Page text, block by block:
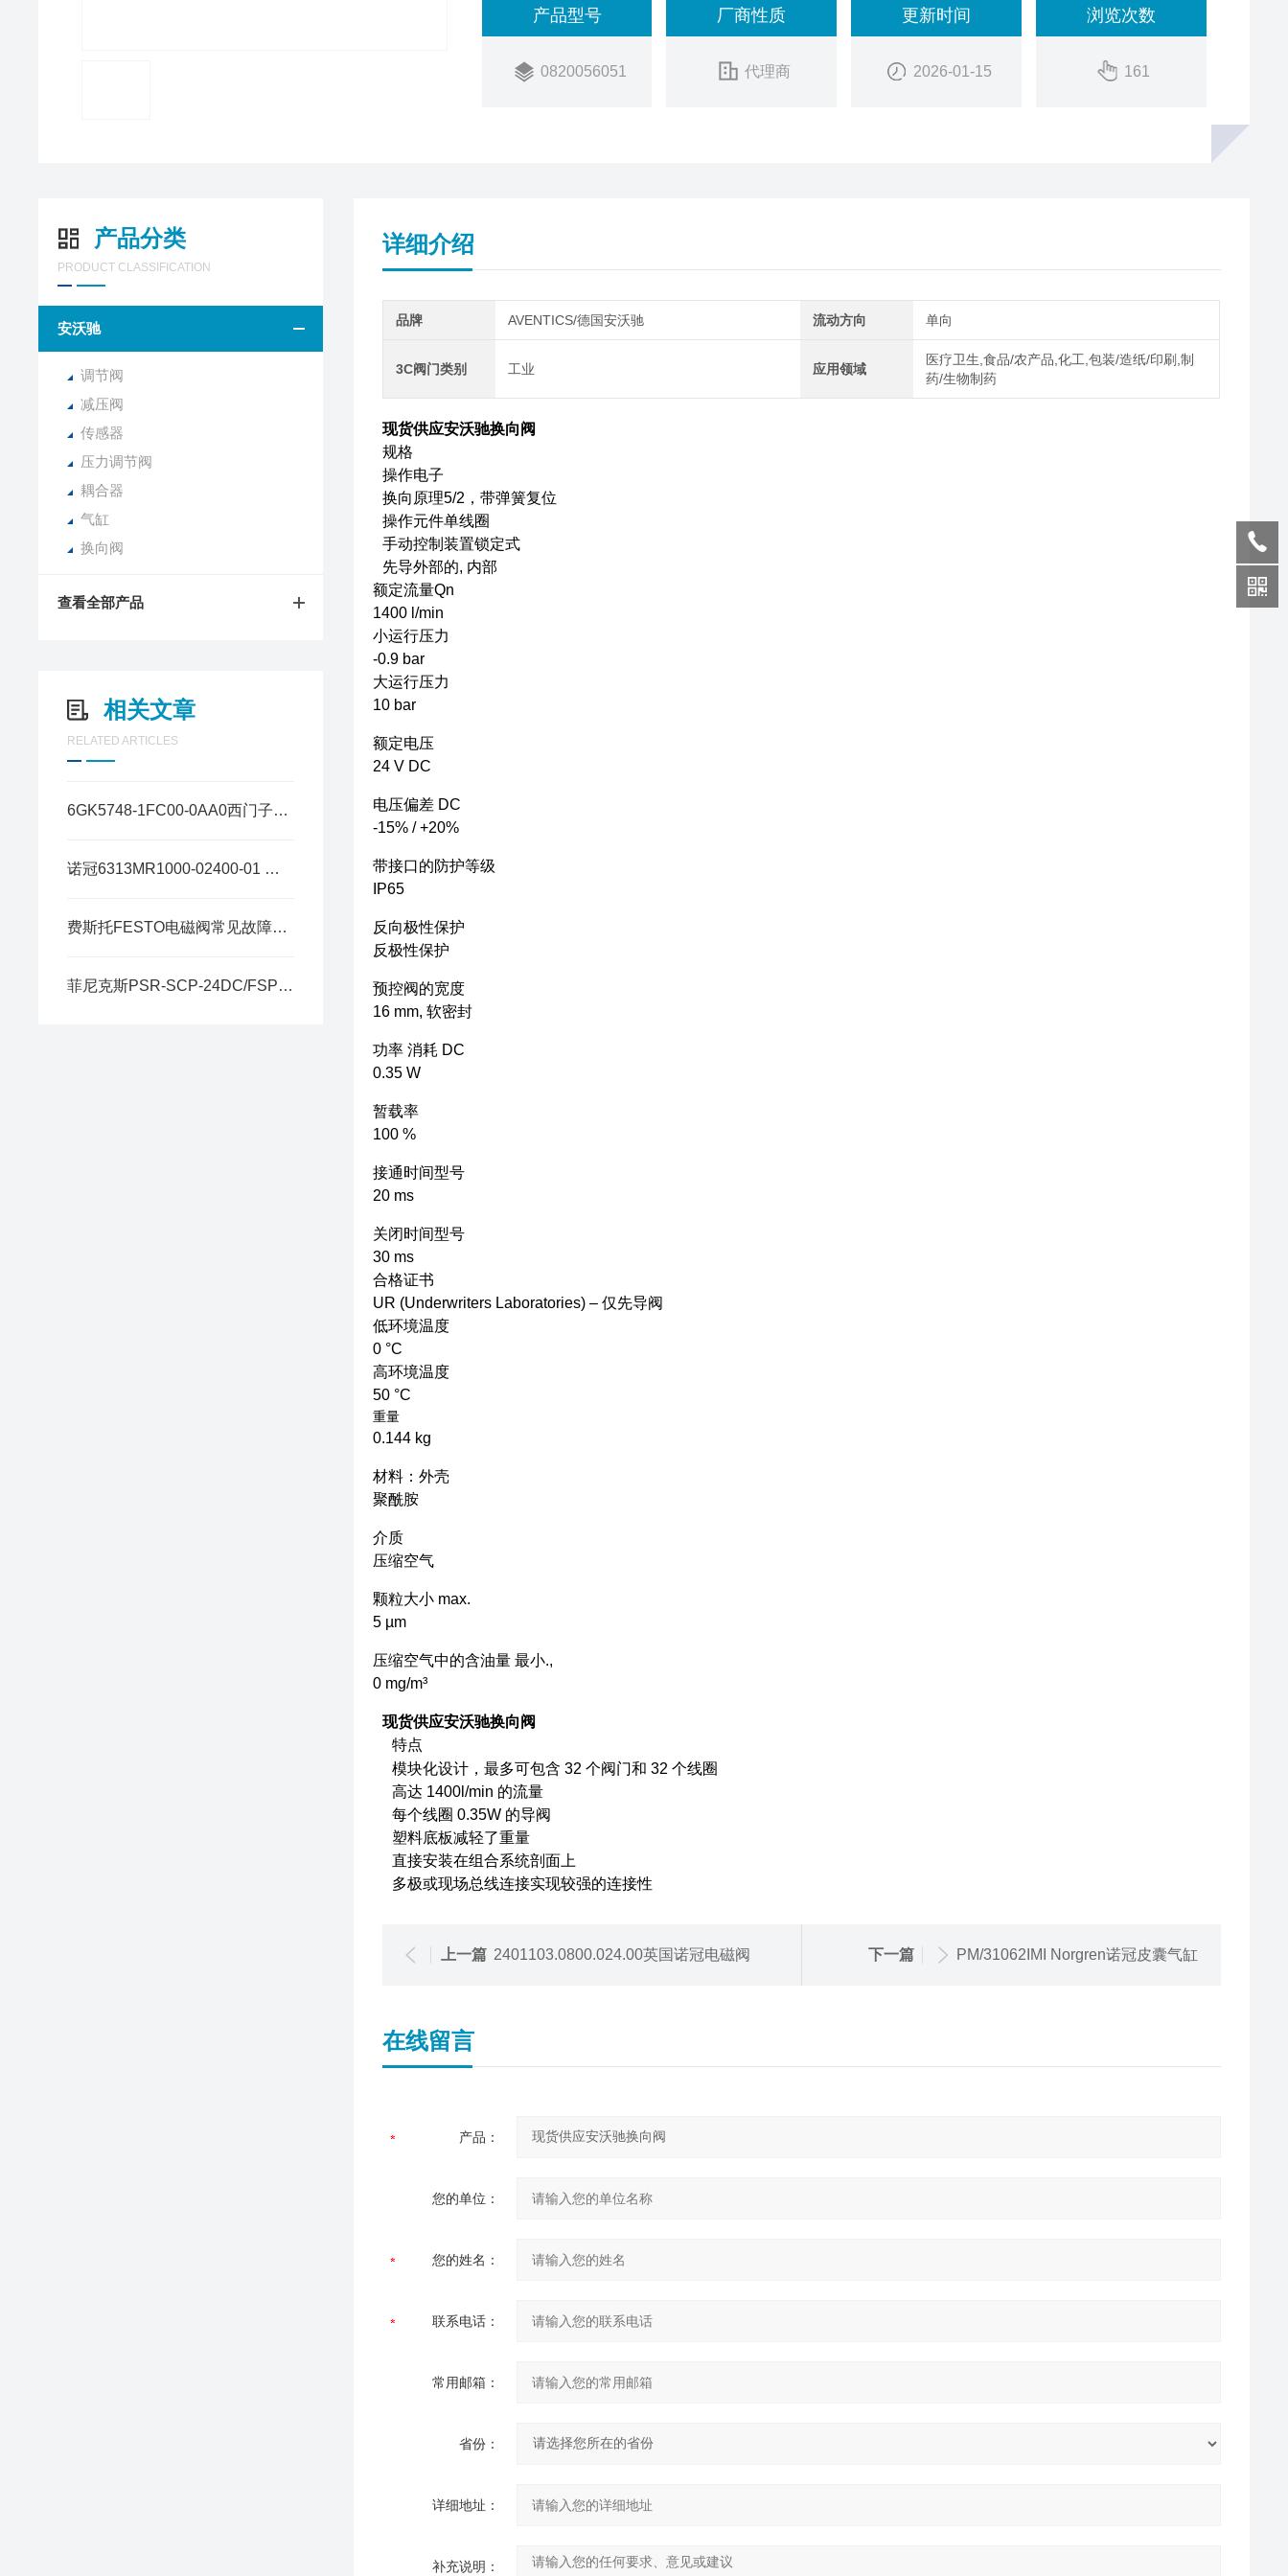
产品型号
0820056051
厂商性质
代理商
更新时间
2026-01-15
浏览次数
161
产品分类
PRODUCT CLASSIFICATION
安沃驰
调节阀
减压阀
传感器
压力调节阀
耦合器
气缸
换向阀
查看全部产品
相关文章
RELATED ARTICLES
6GK5748-1FC00-0AA0西门子无线客户端
诺冠6313MR1000-02400-01 与 -01-87 核心区别拆解
费斯托FESTO电磁阀常见故障排查及解决办法
菲尼克斯PSR-SCP-24DC/FSP/2X1/1X2介绍
详细介绍
品牌 AVENTICS/德国安沃驰 流动方向 单向
3C阀门类别 工业 应用领域
医疗卫生,食品/农产品,化工,包装/造纸/印刷,制
药/生物制药
现货供应安沃驰换向阀
规格
操作电子
换向原理5/2，带弹簧复位
操作元件单线圈
手动控制装置锁定式
先导外部的, 内部
额定流量Qn
1400 l/min
小运行压力
-0.9 bar
大运行压力
10 bar
额定电压
24 V DC
电压偏差 DC
-15% / +20%
带接口的防护等级
IP65
反向极性保护
反极性保护
预控阀的宽度
16 mm, 软密封
功率 消耗 DC
0.35 W
暂载率
100 %
接通时间型号
20 ms
关闭时间型号
30 ms
合格证书
UR (Underwriters Laboratories) ‒ 仅先导阀
低环境温度
0 °C
高环境温度
50 °C
重量
0.144 kg
材料：外壳
聚酰胺
介质
压缩空气
颗粒大小 max.
5 µm
压缩空气中的含油量 最小.,
0 mg/m³
现货供应安沃驰换向阀
特点
模块化设计，最多可包含 32 个阀门和 32 个线圈
高达 1400l/min 的流量
每个线圈 0.35W 的导阀
塑料底板减轻了重量
直接安装在组合系统剖面上
多极或现场总线连接实现较强的连接性
上一篇 2401103.0800.024.00英国诺冠电磁阀 下一篇 PM/31062IMI Norgren诺冠皮囊气缸
在线留言
产品：
您的单位：
您的姓名：
联系电话：
常用邮箱：
省份：
详细地址：
补充说明：